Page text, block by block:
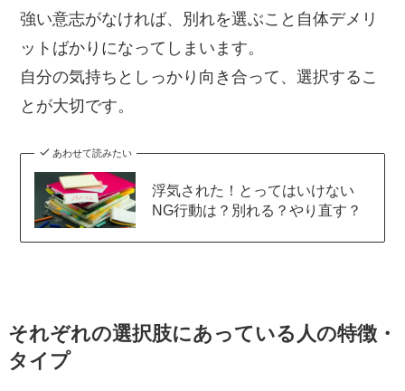
強い意志がなければ、別れを選ぶこと自体デメリ
ットばかりになってしまいます。
自分の気持ちとしっかり向き合って、選択するこ
とが大切です。
あわせて読みたい
浮気された！とってはいけない
NG行動は？別れる？やり直す？
それぞれの選択肢にあっている人の特徴・
タイプ